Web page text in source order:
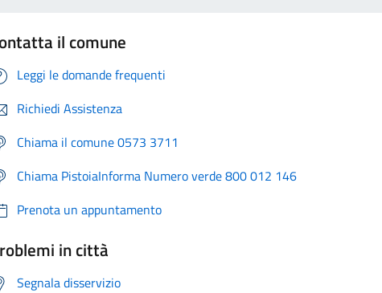
il comune
Leggi le domande frequenti
Richiedi Assistenza
Chiama il comune 0573 3711
Chiama PistoiaInforma Numero verde 800 012 146
Prenota un appuntamento
in città
Segnala disservizio